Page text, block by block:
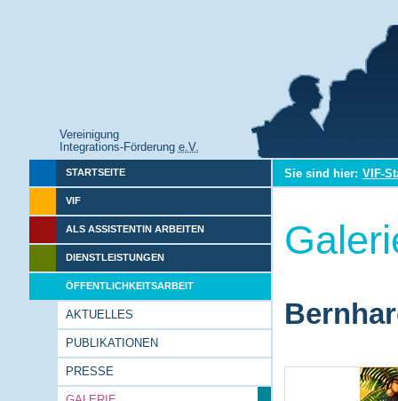
Vereinigung
Integrations-Förderung e.V.
STARTSEITE
VIF
ALS ASSISTENTIN ARBEITEN
DIENSTLEISTUNGEN
ÖFFENTLICHKEITSARBEIT
AKTUELLES
PUBLIKATIONEN
PRESSE
Sie sind hier: VIF-